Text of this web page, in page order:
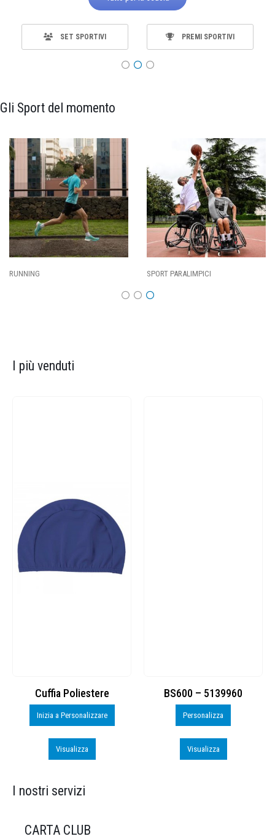
SET SPORTIVI PREMI SPORTIVI
Gli Sport del momento
CALCIO
I più venduti
Cuffia Poliestere
Inizia a Personalizzare
Visualizza
BS600 – 5139960
Personalizza
Visualizza
I nostri servizi
CARTA CLUB